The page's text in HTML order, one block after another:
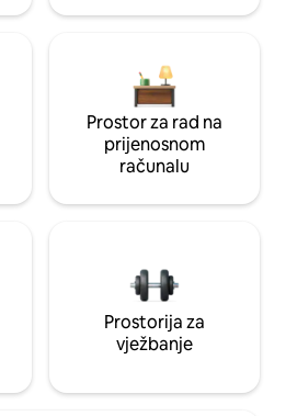
Prostor za rad na
prijenosnom
računalu
Prostorija za
vježbanje